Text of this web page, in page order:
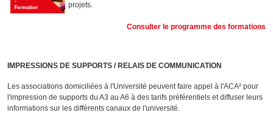
projets.
Consulter le programme des formations
IMPRESSIONS DE SUPPORTS / RELAIS DE COMMUNICATION
Les associations domiciliées à l'Université peuvent faire appel à l'ACA² pour
l'impression de supports du A3 au A6 à des tarifs préférentiels et diffuser leurs
informations sur les différents canaux de l'université.